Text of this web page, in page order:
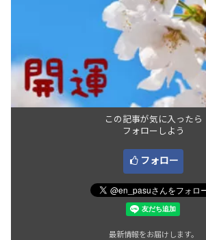
この記事が気に入ったら
フォローしよう
フォロー
最新情報をお届けします。